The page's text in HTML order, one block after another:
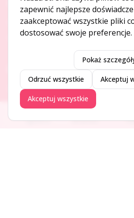
O NAS
O serwisie
Kontakt
DODAJ I PROMUJ
Dodaj ogłoszenie
Dodaj firmę
Promuj ogłoszenie
Ogłoszenia Aktualności
zapewnić najlepsze
zaakceptować wszystkie pliki
dostosować swoje preferencje.
Pokaż
Odrzuć wszystkie Akceptuj
Akceptuj wszystkie